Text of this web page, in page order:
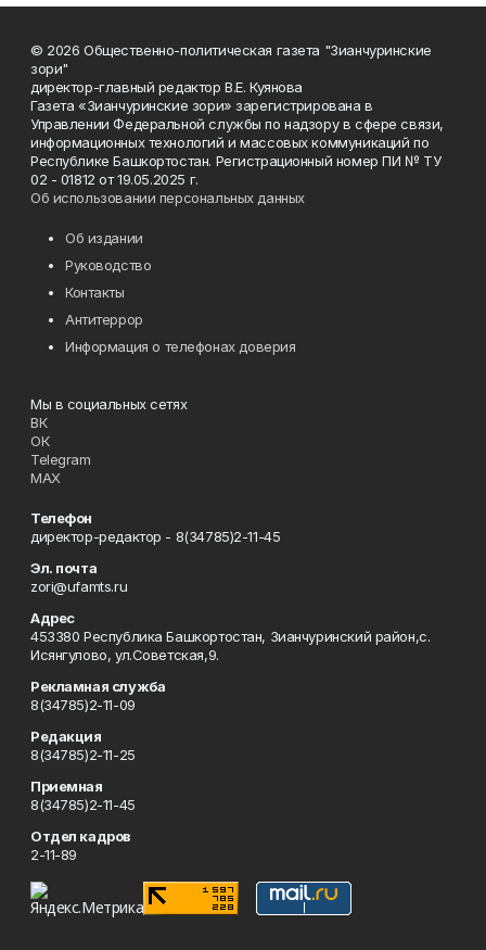
© 2026 Общественно-политическая газета "Зианчуринские
зори"
директор-главный редактор В.Е. Куянова
Газета «Зианчуринские зори» зарегистрирована в
Управлении Федеральной службы по надзору в сфере связи,
информационных технологий и массовых коммуникаций по
Республике Башкортостан. Регистрационный номер ПИ № ТУ
02 - 01812 от 19.05.2025 г.
Об использовании персональных данных
Об издании
Руководство
Контакты
Антитеррор
Информация о телефонах доверия
Мы в социальных сетях
ВК
ОК
Telegram
MAX
Телефон
директор-редактор - 8(34785)2-11-45
Эл. почта
zori@ufamts.ru
Адрес
453380 Республика Башкортостан, Зианчуринский район,с.
Исянгулово, ул.Советская,9.
Рекламная служба
8(34785)2-11-09
Редакция
8(34785)2-11-25
Приемная
8(34785)2-11-45
Отдел кадров
2-11-89